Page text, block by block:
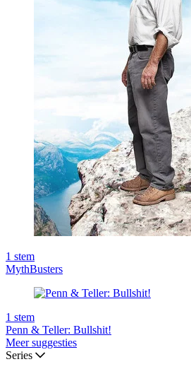
1 stem
MythBusters
1 stem
Penn & Teller: Bullshit!
Meer suggesties
Series